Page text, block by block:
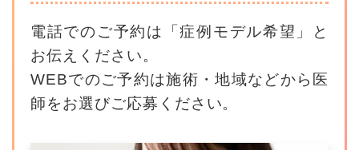
電話でのご予約は「症例モデル希望」と
お伝えください。
WEBでのご予約は施術・地域などから医
師をお選びご応募ください。